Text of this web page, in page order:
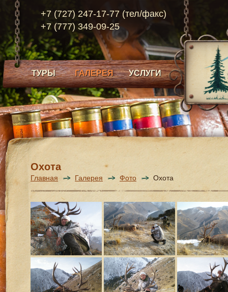
ТУРЫ ГАЛЕРЕЯ УСЛУГИ
+7 (727) 247-17-77 (тел/факс)
+7 (777) 349-09-25
Охота
Главная Галерея Фото Охота